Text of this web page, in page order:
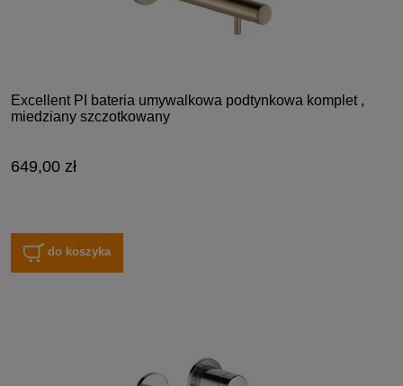
Excellent PI bateria umywalkowa podtynkowa komplet ,
miedziany szczotkowany
649,00 zł
do koszyka